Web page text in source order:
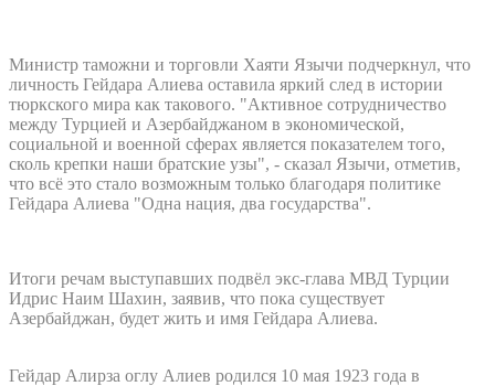
Министр таможни и торговли Хаяти Язычи подчеркнул, что
личность Гейдара Алиева оставила яркий след в истории
тюркского мира как такового. "Активное сотрудничество
между Турцией и Азербайджаном в экономической,
социальной и военной сферах является показателем того,
сколь крепки наши братские узы", - сказал Язычи, отметив,
что всё это стало возможным только благодаря политике
Гейдара Алиева "Одна нация, два государства".
Итоги речам выступавших подвёл экс-глава МВД Турции
Идрис Наим Шахин, заявив, что пока существует
Азербайджан, будет жить и имя Гейдара Алиева.
Гейдар Алирза оглу Алиев родился 10 мая 1923 года в